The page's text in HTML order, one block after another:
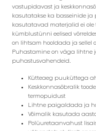
vastupidavast ja
kasutatakse ka basseinide ja
kasutatavad materjalid ei ole
kümblustünni eelised
on lihtsam hooldada ja sellel
Puhastamine on väga lihtne
puhastusvahendeid.
Kütteaeg puuküttega
Keskkonnasõbralik
termopuidust
Lihtne paigaldada ja
Võimalik kasutada
Polüuretaanvahust